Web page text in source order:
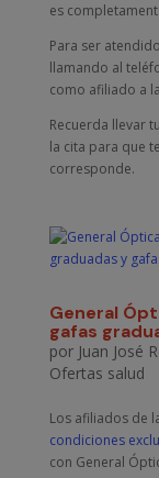
es
Para ser
llamando al
como afiliado a
Recuerda llevar
la cita para que
corresponde.
General
gafas
por Juan José
Ofertas salud
Los afiliados de
condiciones
con General